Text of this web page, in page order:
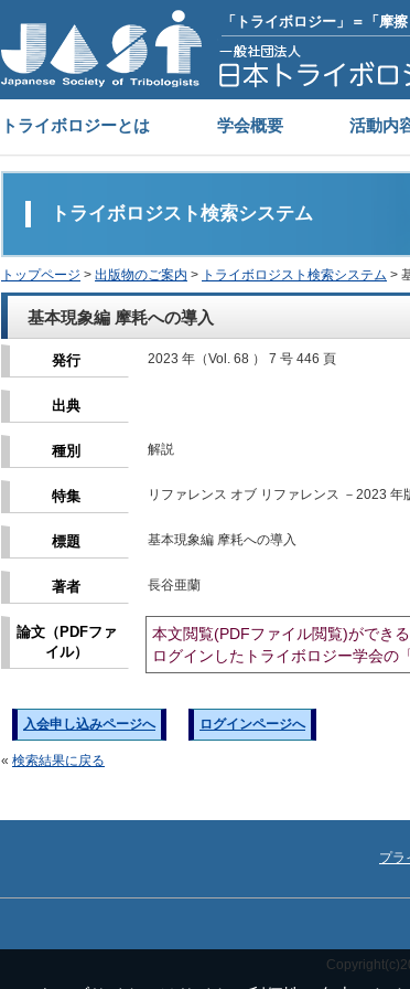
「トライボロジー」＝「摩
トライボロジーとは 学会概要 活動内
トライボロジスト検索システム
トップページ > 出版物のご案内 > トライボロジスト検索システム >
基本現象編 摩耗への導入
発行 2023 年（Vol. 68 ） 7 号 446 頁
出典
種別 解説
特集 リファレンス オブ リファレンス －2023 年
標題 基本現象編 摩耗への導入
著者 長谷亜蘭
論文（PDFファ
イル）
本文閲覧(PDFファイル閲覧)ができる
ログインしたトライボロジー学会の
入会申し込みページへ ログインページへ
« 検索結果に戻る
プラ